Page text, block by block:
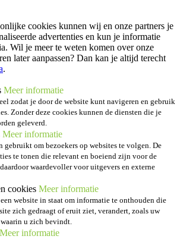
cookies kunnen wij en onze partners je
advertenties en kun je informatie
Wil je meer te weten komen over onze
later aanpassen? Dan kan je altijd terecht
.
Meer informatie
zodat je door de website kunt navigeren en gebruik
Zonder deze cookies kunnen de diensten die je
geleverd.
Meer informatie
om bezoekers op websites te volgen. De
te tonen die relevant en boeiend zijn voor de
waardevoller voor uitgevers en externe
cookies Meer informatie
website in staat om informatie te onthouden die
zich gedraagt of eruit ziet, verandert, zoals uw
u zich bevindt.
Meer informatie